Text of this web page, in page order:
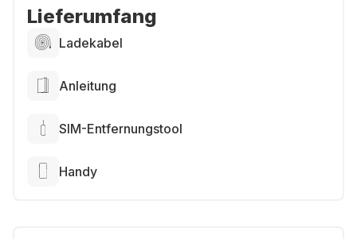
Lieferumfang
Ladekabel
Anleitung
SIM-Entfernungstool
Handy